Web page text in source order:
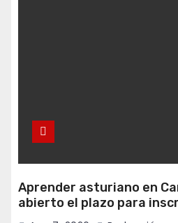
Aprender asturiano en
abierto el plazo para
programa Falamos